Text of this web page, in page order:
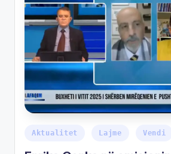
Aktualitet Lajme Vendi